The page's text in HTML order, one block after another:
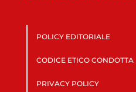
POLICY EDITORIALE
CODICE ETICO CONDOTTA
PRIVACY POLICY